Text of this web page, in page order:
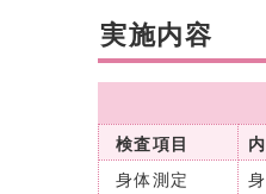
実施内容
検査項目
身体測定